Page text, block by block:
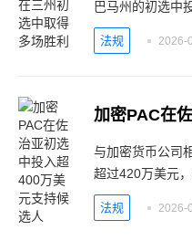
巴马州的初选中
法规 2026-
加密PAC在
与加密货币公司
超过420万美元
法规 2026-